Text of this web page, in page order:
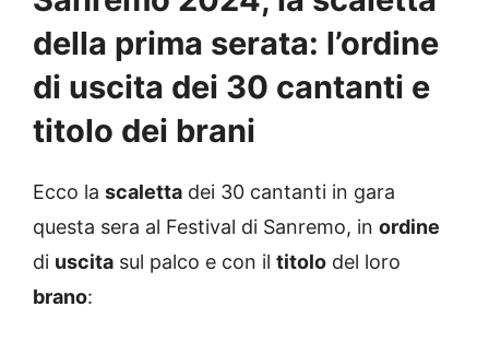
della prima serata: l’ordine
di uscita dei 30 cantanti e
titolo dei brani
Ecco la scaletta dei 30 cantanti in gara
questa sera al Festival di Sanremo, in ordine
di uscita sul palco e con il titolo del loro
brano: